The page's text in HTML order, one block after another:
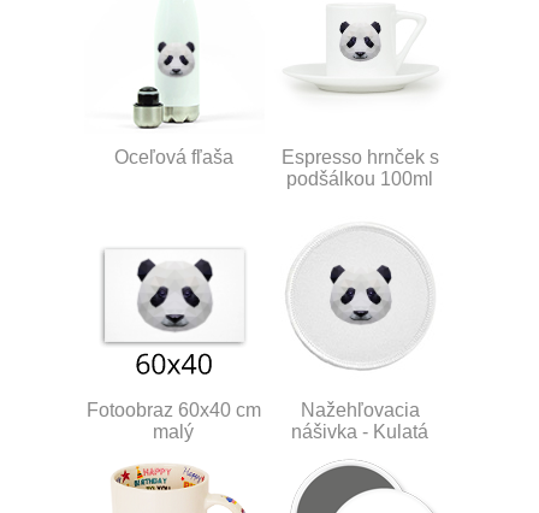
Oceľová fľaša
Espresso hrnček s
podšálkou 100ml
Fotoobraz 60x40 cm
malý
Nažehľovacia
nášivka - Kulatá